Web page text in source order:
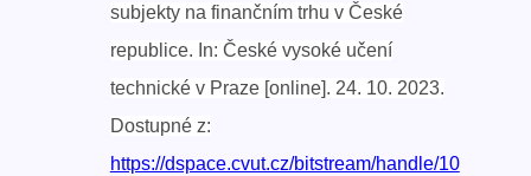
subjekty na finančním trhu v České
republice. In: České vysoké učení
technické v Praze [online]. 24. 10. 2023.
Dostupné z:
https://dspace.cvut.cz/bitstream/handle/10